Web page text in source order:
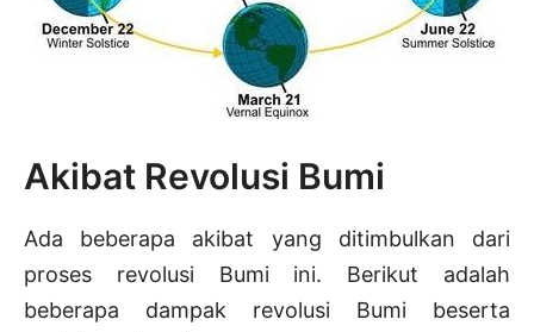
Akibat Revolusi Bumi
Ada beberapa akibat yang ditimbulkan dari
proses revolusi Bumi ini. Berikut adalah
beberapa dampak revolusi Bumi beserta